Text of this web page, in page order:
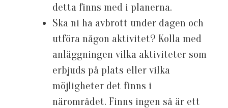
detta finns med i planerna.
Ska ni ha avbrott under dagen och
utföra någon aktivitet? Kolla med
anläggningen vilka aktiviteter som
erbjuds på plats eller vilka
möjligheter det finns i
närområdet. Finns ingen så är ett